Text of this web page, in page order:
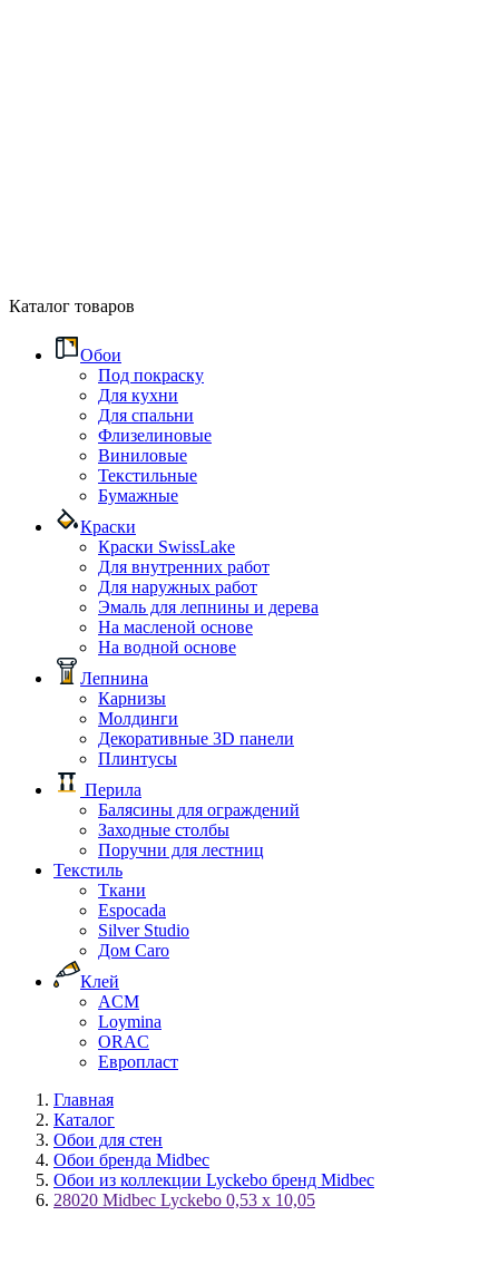
Каталог товаров
Обои
Под покраску
Для кухни
Для спальни
Флизелиновые
Виниловые
Текстильные
Бумажные
Краски
Краски SwissLake
Для внутренних работ
Для наружных работ
Эмаль для лепнины и дерева
На масленой основе
На водной основе
Лепнина
Карнизы
Молдинги
Декоративные 3D панели
Плинтусы
Перила
Балясины для ограждений
Заходные столбы
Поручни для лестниц
Текстиль
Ткани
Espocada
Silver Studio
Дом Caro
Клей
ACM
Loymina
ORAC
Европласт
Главная
Каталог
Обои для стен
Обои бренда Midbec
Обои из коллекции Lyckebo бренд Midbec
28020 Midbec Lyckebo 0,53 x 10,05